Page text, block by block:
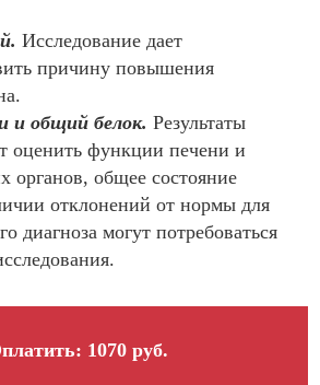
Исследование дает
причину повышения
и общий белок. Результаты
оценить функции печени и
органов, общее состояние
отклонений от нормы для
диагноза могут потребоваться
1070 руб.